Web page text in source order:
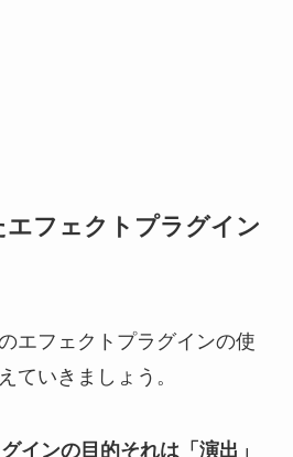
エフェクトプラグイン
エフェクトプラグインの使
ていきましょう。
インの目的それは「演出」